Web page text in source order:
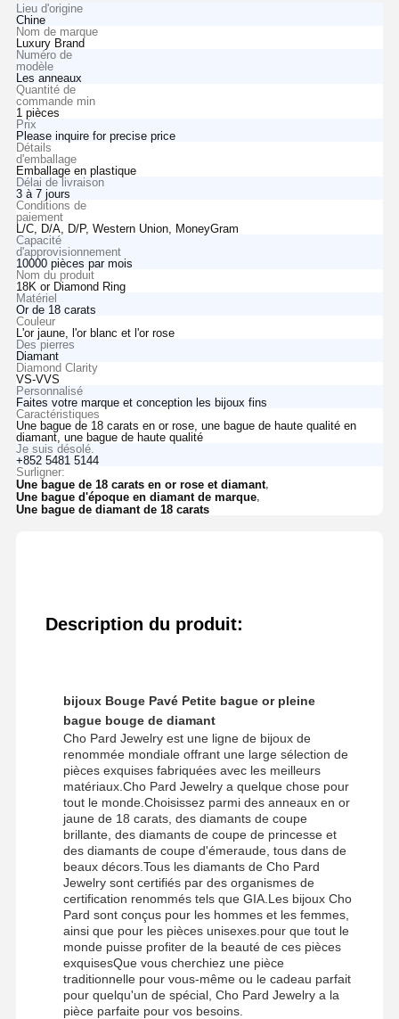
Lieu d'origine
Chine
Nom de marque
Luxury Brand
Numéro de
modèle
Les anneaux
Quantité de
commande min
1 pièces
Prix
Please inquire for precise price
Détails
d'emballage
Emballage en plastique
Délai de livraison
3 à 7 jours
Conditions de
paiement
L/C, D/A, D/P, Western Union, MoneyGram
Capacité
d'approvisionnement
10000 pièces par mois
Nom du produit
18K or Diamond Ring
Matériel
Or de 18 carats
Couleur
L'or jaune, l'or blanc et l'or rose
Des pierres
Diamant
Diamond Clarity
VS-VVS
Personnalisé
Faites votre marque et conception les bijoux fins
Caractéristiques
Une bague de 18 carats en or rose, une bague de haute qualité en
diamant, une bague de haute qualité
Je suis désolé.
+852 5481 5144
Surligner:
Une bague de 18 carats en or rose et diamant,
Une bague d'époque en diamant de marque,
Une bague de diamant de 18 carats
Description du produit:
bijoux Bouge Pavé Petite bague or pleine
bague bouge de diamant
Cho Pard Jewelry est une ligne de bijoux de
renommée mondiale offrant une large sélection de
pièces exquises fabriquées avec les meilleurs
matériaux.Cho Pard Jewelry a quelque chose pour
tout le monde.Choisissez parmi des anneaux en or
jaune de 18 carats, des diamants de coupe
brillante, des diamants de coupe de princesse et
des diamants de coupe d'émeraude, tous dans de
beaux décors.Tous les diamants de Cho Pard
Jewelry sont certifiés par des organismes de
certification renommés tels que GIA.Les bijoux Cho
Pard sont conçus pour les hommes et les femmes,
ainsi que pour les pièces unisexes.pour que tout le
monde puisse profiter de la beauté de ces pièces
exquisesQue vous cherchiez une pièce
traditionnelle pour vous-même ou le cadeau parfait
pour quelqu'un de spécial, Cho Pard Jewelry a la
pièce parfaite pour vos besoins.